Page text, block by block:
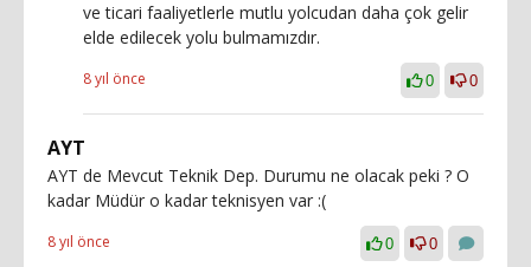
ve ticari faaliyetlerle mutlu yolcudan daha çok gelir
elde edilecek yolu bulmamızdır.
8 yıl önce 0 0
AYT
AYT de Mevcut Teknik Dep. Durumu ne olacak peki ? O
kadar Müdür o kadar teknisyen var :(
8 yıl önce 0 0